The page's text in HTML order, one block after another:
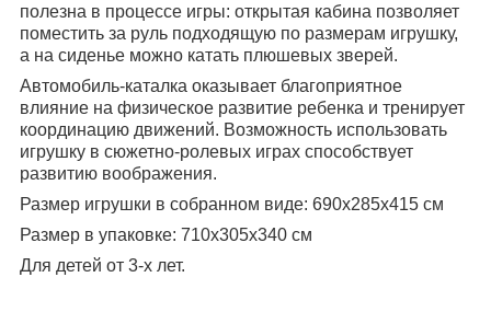
полезна в процессе игры: открытая кабина позволяет
поместить за руль подходящую по размерам игрушку,
а на сиденье можно катать плюшевых зверей.
Автомобиль-каталка оказывает благоприятное
влияние на физическое развитие ребенка и тренирует
координацию движений. Возможность использовать
игрушку в сюжетно-ролевых играх способствует
развитию воображения.
Размер игрушки в собранном виде: 690х285х415 см
Размер в упаковке: 710х305х340 см
Для детей от 3-х лет.